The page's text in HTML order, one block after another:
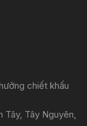
chiết khấu
Tây Nguyên,